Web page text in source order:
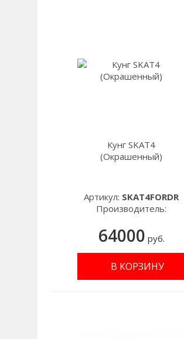
Кунг SKAT4
(Окрашенный)
Артикул: SKAT4FORDR
Производитель:
64000 руб.
В КОРЗИНУ